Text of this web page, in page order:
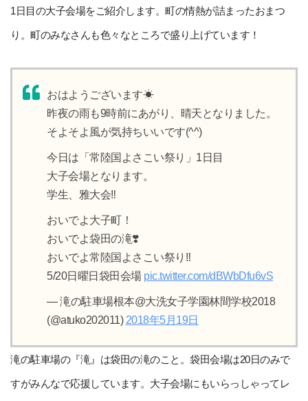
1日目の大子会場をご紹介します。町の情熱が詰まったおまつ
り。町のみなさんも色々なところで盛り上げています！
おはようございます☀
昨夜の雨も9時前にあがり、晴天となりました。
そよそよ風が気持ちいいです(^^)
今日は「常陸国よさこい祭り」1日目
大子会場となります。
学生、雅大会‼︎
おいでよ大子町！
おいでよ袋田の滝❣️
おいでよ常陸国よさこい祭り‼︎
5/20日曜日袋田会場 pic.twitter.com/dBWbDfu6vS
— 滝の駐車場根本@大洗女子学園林間学校2018
(@atuko202011) 2018年5月19日
滝の駐車場の『滝』は袋田の滝のこと。袋田会場は20日のみで
すがみんなで応援しています。大子会場にもいらっしゃってレ